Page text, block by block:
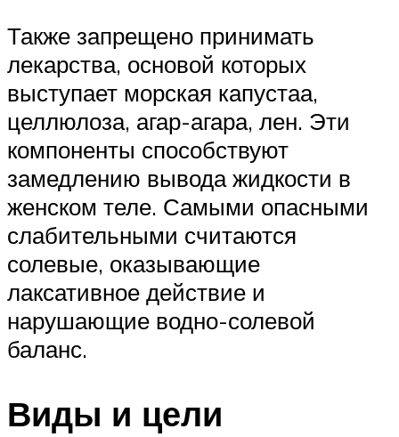
Также запрещено принимать
лекарства, основой которых
выступает морская капустаа,
целлюлоза, агар-агара, лен. Эти
компоненты способствуют
замедлению вывода жидкости в
женском теле. Самыми опасными
слабительными считаются
солевые, оказывающие
лаксативное действие и
нарушающие водно-солевой
баланс.
Виды и цели